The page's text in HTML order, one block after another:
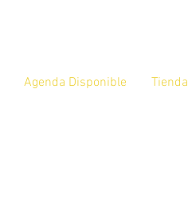
Agenda Disponible Tienda